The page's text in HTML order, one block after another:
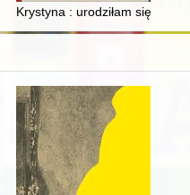
w latach 1977-2000 =
PRL w latach 1957-1974
: cykl graficzny "Gryfia"
Krystyna : urodziłam się po